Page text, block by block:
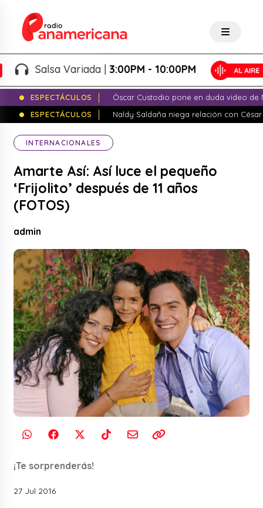
Salsa Variada |3:00PM - 10:00PM
ESPECTÁCULOS
Óscar Custodio pone en duda video de
ESPECTÁCULOS
Naldy Saldaña niega relación con
INTERNACIONALES
Amarte Así: Así luce el pequeño
‘Frijolito’ después de 11 años
(FOTOS)
admin
¡Te sorprenderás!
27 Jul 2016